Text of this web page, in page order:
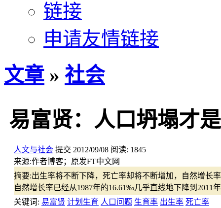
链接
申请友情链接
文章 » 社会
易富贤：人口坍塌才
人文与社会 提交 2012/09/08 阅读: 1845
来源:作者博客；原发FT中文网
摘要:出生率将不断下降，死亡率却将不断增加，自然增长
自然增长率已经从1987年的16.61‰几乎直线地下降到2011
关键词: 易富贤 计划生育 人口问题 生育率 出生率 死亡率